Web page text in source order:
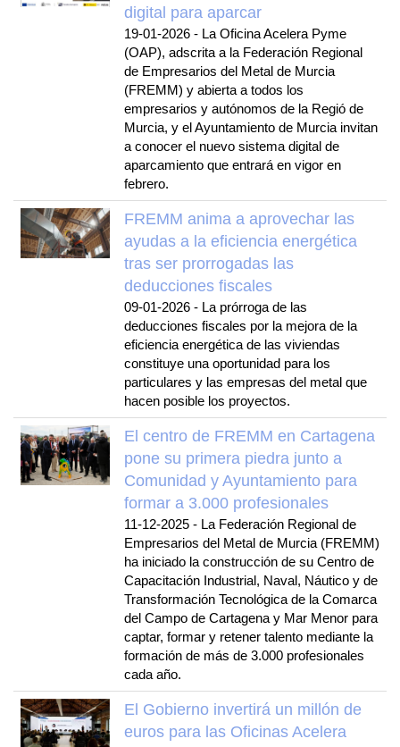
digital para aparcar
19-01-2026 - La Oficina Acelera Pyme
(OAP), adscrita a la Federación Regional
de Empresarios del Metal de Murcia
(FREMM) y abierta a todos los
empresarios y autónomos de la Regió de
Murcia, y el Ayuntamiento de Murcia invitan
a conocer el nuevo sistema digital de
aparcamiento que entrará en vigor en
febrero.
FREMM anima a aprovechar las
ayudas a la eficiencia energética
tras ser prorrogadas las
deducciones fiscales
09-01-2026 - La prórroga de las
deducciones fiscales por la mejora de la
eficiencia energética de las viviendas
constituye una oportunidad para los
particulares y las empresas del metal que
hacen posible los proyectos.
El centro de FREMM en Cartagena
pone su primera piedra junto a
Comunidad y Ayuntamiento para
formar a 3.000 profesionales
11-12-2025 - La Federación Regional de
Empresarios del Metal de Murcia (FREMM)
ha iniciado la construcción de su Centro de
Capacitación Industrial, Naval, Náutico y de
Transformación Tecnológica de la Comarca
del Campo de Cartagena y Mar Menor para
captar, formar y retener talento mediante la
formación de más de 3.000 profesionales
cada año.
El Gobierno invertirá un millón de
euros para las Oficinas Acelera